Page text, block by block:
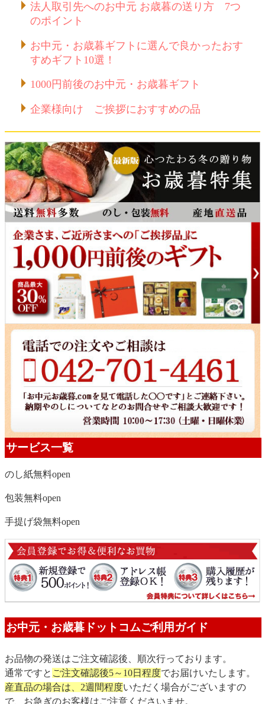
法人取引先へのお中元 お歳暮の送り方 7つ
のポイント
お中元・お歳暮ギフトに選んで良かったおす
すめギフト10選！
1000円前後のお中元・お歳暮ギフト
企業様向け ご挨拶におすすめの品
サービス一覧
のし紙無料open
包装無料open
手提げ袋無料open
お中元・お歳暮ドットコムご利用ガイド
お品物の発送はご注文確認後、順次行っております。
通常ですと ご注文確認後5～10日程度でお届けいたします。
産直品の場合は、2週間程度いただく場合がございますの
で、お急ぎのお客様はご注意くださいませ。